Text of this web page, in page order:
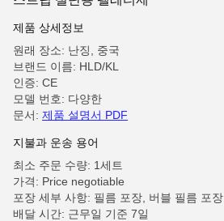
제품 상세정보
원래 장소: 난징, 중국
브랜드 이름: HLD/KL
인증: CE
모델 번호: 다양한
문서: 제품 설명서 PDF
지불과 운송 용어
최소 주문 수량: 1세트
가격: Price negotiable
포장 세부 사항: 필름 포장, 버블 필름 포장
배달 시간: 근무일 기준 7일